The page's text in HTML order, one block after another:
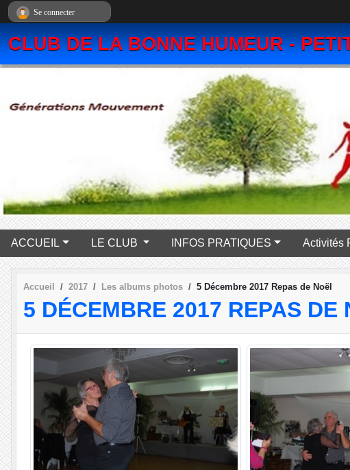
CLUB DE LA BONNE HUMEUR -
ACCUEIL LE CLUB INFOS PRATIQUES
Accueil 2017 Les albums photos 5 Décembre 2017 Repas de Noël
5 DÉCEMBRE 2017 REPAS DE
Se connecter
Panneau de gestion des cookies